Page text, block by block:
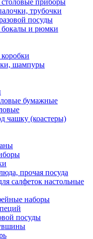
приборы
трубочки
посуды
бокалы и рюмки
шампуры
бумажные
чашку (коастеры)
прочая посуда
салфеток настольные
наборы
посуды